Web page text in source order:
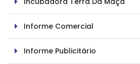
Informe Comercial
Informe Publicitário